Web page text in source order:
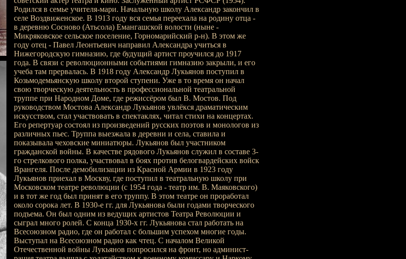
Родился в семье учителя-мари. Начальную школу Александр закончил в
селе Воздвиженское. В 1913 году вся семья переехала на родину отца -
в деревню Сосново (Атьсола) Емангашской волости (ныне -
Микряковское сельское поселение, Горномарийский р-н). В этом же
году отец - Павел Леонтьевич направил Александра учиться в
Нижегородскую гимназию, где будущий артист проучился до 1917
года. В связи с революционными событиями гимназию закрыли, и его
учеба там прервалась. В 1918 году Александр Лукьянов поступил в
Козьмодемьянскую школу второй ступени. Уже в то время он начал
свою творческую деятельность в профессиональной театральной
труппе при Народном Доме, где режиссёром был В. Мостов. Под
руководством Мостова Александр Лукьянов увлёкся драматическим
искусством, стал участвовать в спектаклях, читал стихи на концертах.
Его репертуар состоял из произведений русских поэтов и монологов из
различных пьес. Труппа выезжала в деревни и села, ставила и
показывала чеховские миниатюры. Лукьянов был участником
гражданской войны. В качестве рядового Лукьянов служил в составе 3-
го стрелкового полка, участвовал в боях против белогвардейских войск
Врангеля. После демобилизации из Красной Армии в 1923 году
Лукьянов приехал в Москву, где поступил в театральную школу при
Московском театре революции (с 1954 года - театр им. В. Маяковского)
и в тот же год был принят в его труппу. В этом театре он проработал
около сорока лет. В 1930-е гг. для Лукьянова были годами творческого
подъема. Он был одним из ведущих артистов Театра Революции и
сыграл много ролей. С конца 1930-х гг. Лукьянова стал работать на
Всесоюзном радио, где он работал с большим успехом многие годы.
Выступал на Всесоюзном радио как чтец. С началом Великой
Отечественной войны Лукьянов попросился на фронт, но админист­